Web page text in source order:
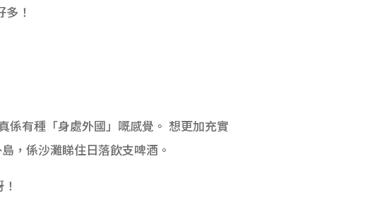
！
係有種「身處外國」嘅感覺。 想更加充實
，係沙灘睇住日落飲支啤酒。